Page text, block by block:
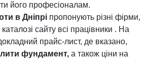
його професіоналам.
в Дніпрі пропонують різні фірми,
сайту всі працівники . На
прайс-лист, де вказано,
фундамент, а також ціни на